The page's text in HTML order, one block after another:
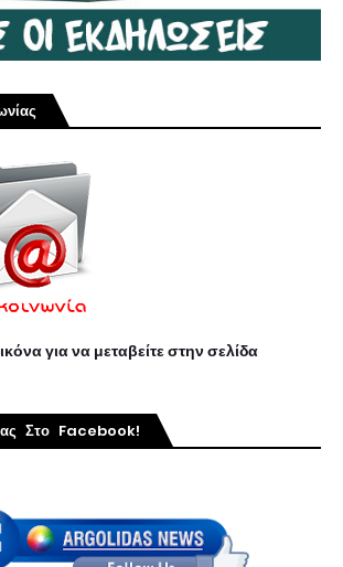
για να μεταβείτε στην σελίδα
Στο Facebook!